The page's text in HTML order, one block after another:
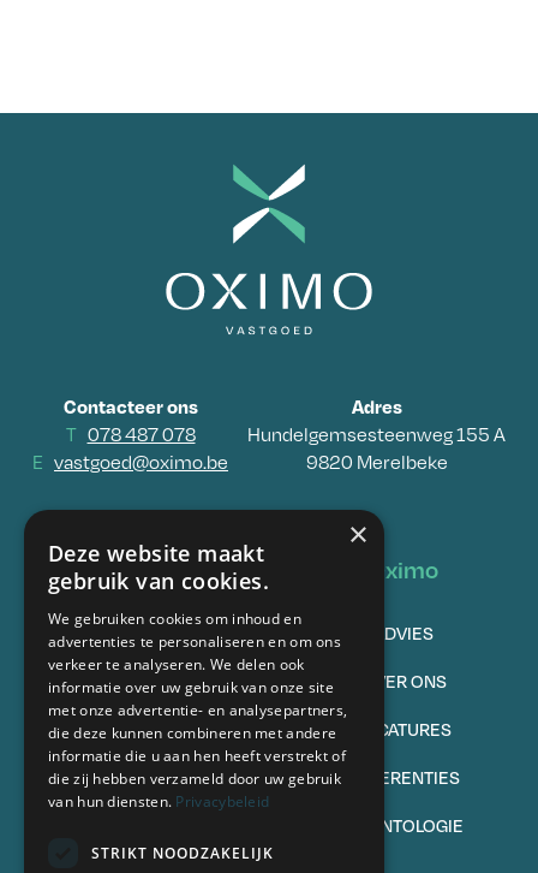
Contacteer ons
T 078 487 078
E vastgoed@oximo.be
Adres
Hundelgemsesteenweg 155 A
9820 Merelbeke
Vastgoed
TE KOOP
VERKOPEN
TE HUUR
VERHUREN
Oximo
ADVIES
OVER ONS
VACATURES
REFERENTIES
DEONTOLOGIE
Volg ons
×
Deze website maakt
gebruik van cookies.
We gebruiken cookies om inhoud en
advertenties te personaliseren en om ons
verkeer te analyseren. We delen ook
informatie over uw gebruik van onze site
met onze advertentie- en analysepartners,
die deze kunnen combineren met andere
informatie die u aan hen heeft verstrekt of
die zij hebben verzameld door uw gebruik
van hun diensten. Privacybeleid
STRIKT NOODZAKELIJK